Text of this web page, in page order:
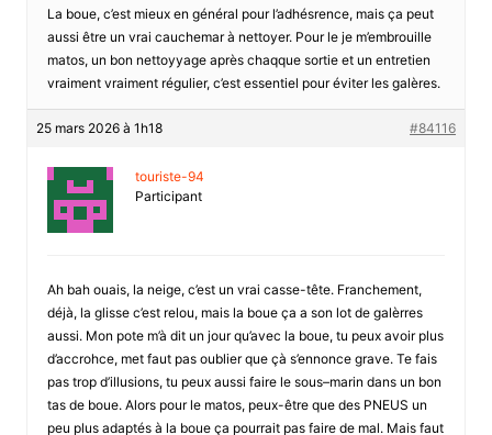
La boue, c’est mieux en général pour l’adhésrence, mais ça peut
aussi être un vrai cauchemar à nettoyer. Pour le je m’embrouille
matos, un bon nettoyyage après chaqque sortie et un entretien
vraiment vraiment régulier, c’est essentiel pour éviter les galères.
25 mars 2026 à 1h18 #84116
touriste-94
Participant
Ah bah ouais, la neige, c’est un vrai casse-tête. Franchement,
déjà, la glisse c’est relou, mais la boue ça a son lot de galèrres
aussi. Mon pote m’à dit un jour qu’avec la boue, tu peux avoir plus
d’accrohce, met faut pas oublier que çà s’ennonce grave. Te fais
pas trop d’illusions, tu peux aussi faire le sous–marin dans un bon
tas de boue. Alors pour le matos, peux-être que des PNEUS un
peu plus adaptés à la boue ça pourrait pas faire de mal. Mais faut